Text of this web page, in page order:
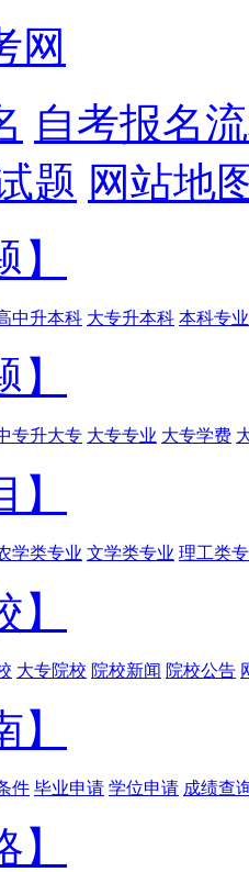
网
自考报名
题 网站地
中升本科 大专升本科 本科专业
专升大专 大专专业 大专学费
学类专业 文学类专业 理工类
大专院校 院校新闻 院校公告
件 毕业申请 学位申请 成绩查